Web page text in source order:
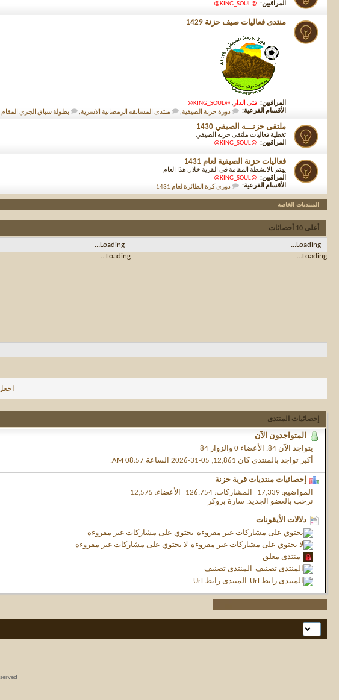
المراقبين: @KING_SOUL@
منتدى فعاليات صيف حزنة 1429
المراقبين: فتى الدار ,
@KING_SOUL@
الأقسام الفرعية:
دورة حزنة الصيفية, منتدى المسابقه الرمضانية الاسرية, بطولة سباق الجري المقام
ملتقى حزنـــه الصيفي 1430
تغطية فعاليات ملتقى حزنه الصيفي
المراقبين: @KING_SOUL@
فعاليات حزنة الصيفية لعام 1431
يهتم بالانشطة المقامة في القرية خلال هذا العام
المراقبين: @KING_SOUL@
الأقسام الفرعية:
دوري كرة الطائرة لعام 1431
المنتديات الخاصة
أعلى 10 أحصائات
Loading...
Loading...
Loading...
Loading...
إحصائيات المنتدى
المتواجدون الآن
يتواجد الآن
الأعضاء 0 والزوار 84
أكبر تواجد بالمنتدى كان 12,861, 05-31-2026 الساعة
08:57 AM
.
إحصائيات منتديات قرية حزنة
المواضيع 17,339 المشاركات 126,754 الأعضاء
12,575
نرحب بالعضو الجديد, سارة بروكر
دلالات الأيقونات
يحتوي على مشاركات غير مقروءة
لا يحتوي على مشاركات غير مقروءة
منتدى مغلق
المنتدى تصنيف
المنتدى رابط Url